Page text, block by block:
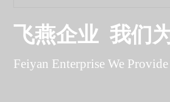
Feiyan Enterprise We
飞燕企业 我们